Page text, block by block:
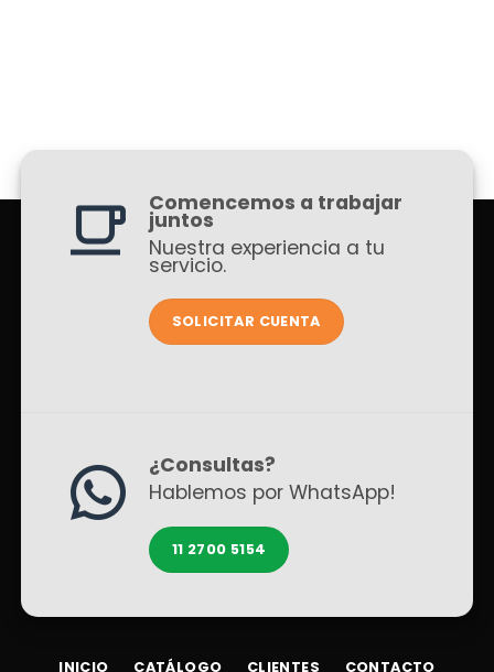
Comencemos a trabajar
juntos
Nuestra experiencia a tu
servicio.
SOLICITAR CUENTA
¿Consultas?
Hablemos por WhatsApp!
11 2700 5154
INICIO CATÁLOGO CLIENTES CONTACTO